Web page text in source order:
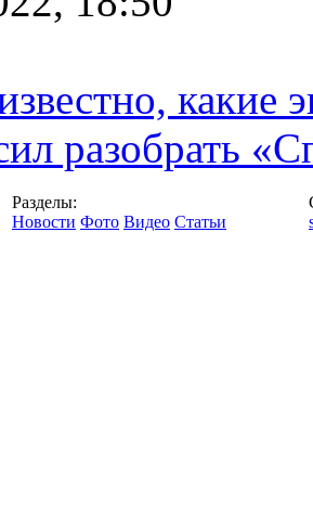
какие
разобрать
Разделы:
Новости Фото Видео Статьи